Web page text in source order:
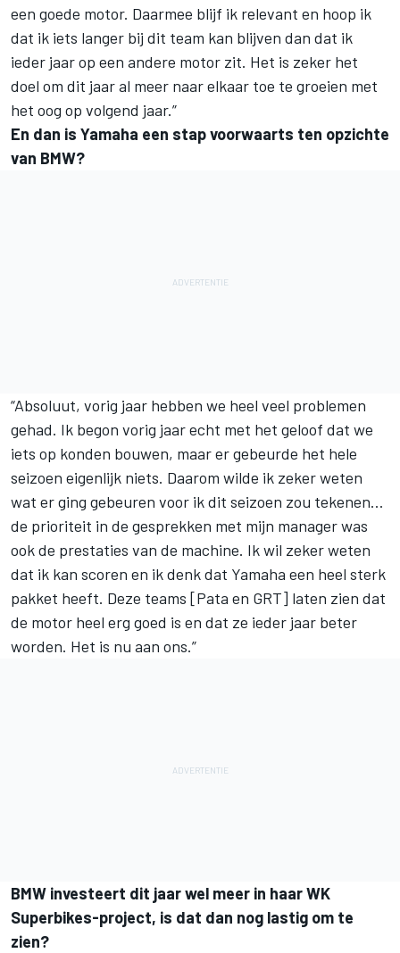
een goede motor. Daarmee blijf ik relevant en hoop ik
dat ik iets langer bij dit team kan blijven dan dat ik
ieder jaar op een andere motor zit. Het is zeker het
doel om dit jaar al meer naar elkaar toe te groeien met
het oog op volgend jaar.”
En dan is Yamaha een stap voorwaarts ten opzichte
van BMW?
“Absoluut, vorig jaar hebben we heel veel problemen
gehad. Ik begon vorig jaar echt met het geloof dat we
iets op konden bouwen, maar er gebeurde het hele
seizoen eigenlijk niets. Daarom wilde ik zeker weten
wat er ging gebeuren voor ik dit seizoen zou tekenen…
de prioriteit in de gesprekken met mijn manager was
ook de prestaties van de machine. Ik wil zeker weten
dat ik kan scoren en ik denk dat Yamaha een heel sterk
pakket heeft. Deze teams [Pata en GRT] laten zien dat
de motor heel erg goed is en dat ze ieder jaar beter
worden. Het is nu aan ons.”
BMW investeert dit jaar wel meer in haar WK
Superbikes-project, is dat dan nog lastig om te
zien?